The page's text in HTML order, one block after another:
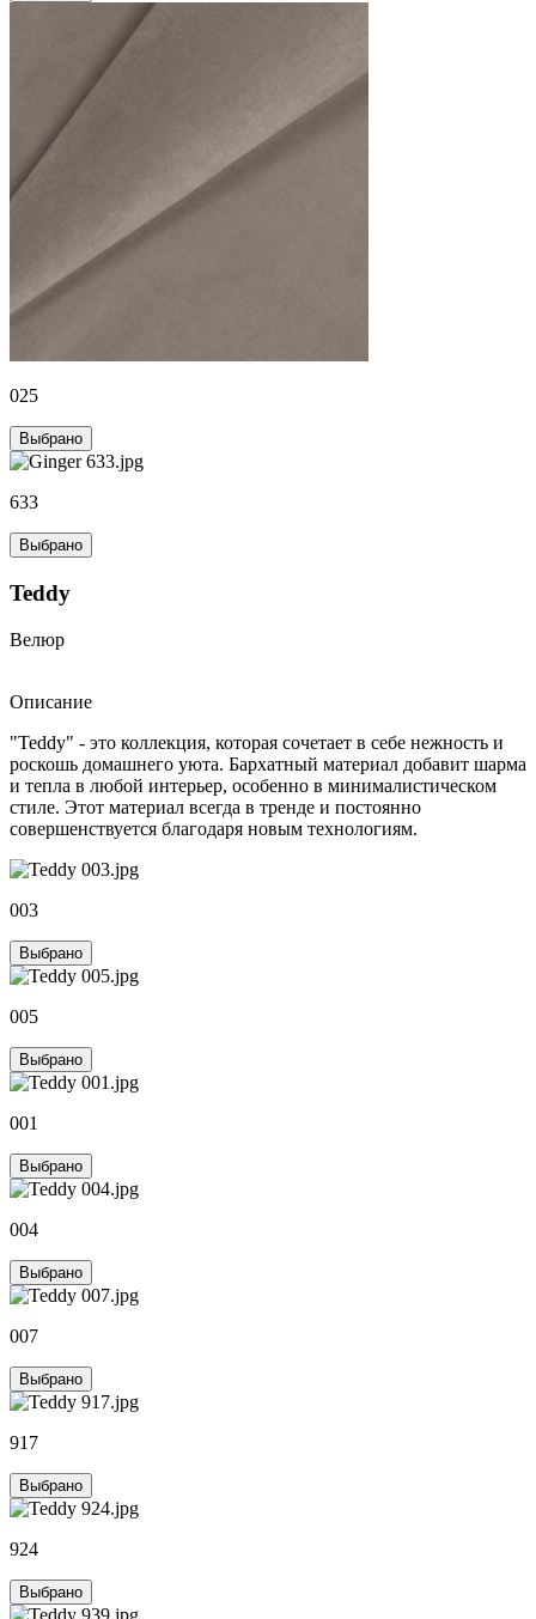
025
Выбрано
633
Выбрано
Teddy
Велюр
Описание
"Teddy" - это коллекция, которая сочетает в себе нежность и
роскошь домашнего уюта. Бархатный материал добавит шарма
и тепла в любой интерьер, особенно в минималистическом
стиле. Этот материал всегда в тренде и постоянно
совершенствуется благодаря новым технологиям.
003
Выбрано
005
Выбрано
001
Выбрано
004
Выбрано
007
Выбрано
917
Выбрано
924
Выбрано